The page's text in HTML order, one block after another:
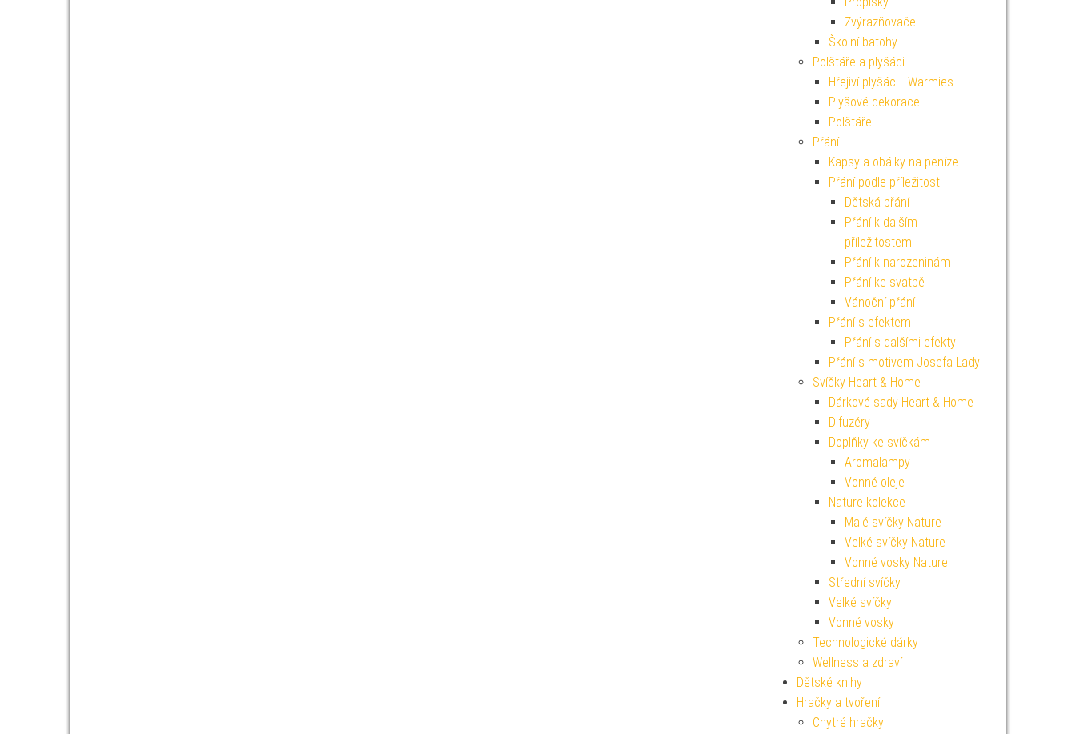
Zvýrazňovače
Školní batohy
Polštáře a plyšáci
Hřejiví plyšáci - Warmies
Plyšové dekorace
Polštáře
Přání
Kapsy a obálky na peníze
Přání podle příležitosti
Dětská přání
Přání k dalším
příležitostem
Přání k narozeninám
Přání ke svatbě
Vánoční přání
Přání s efektem
Přání s dalšími efekty
Přání s motivem Josefa Lady
Svíčky Heart & Home
Dárkové sady Heart & Home
Difuzéry
Doplňky ke svíčkám
Aromalampy
Vonné oleje
Nature kolekce
Malé svíčky Nature
Velké svíčky Nature
Vonné vosky Nature
Střední svíčky
Velké svíčky
Vonné vosky
Technologické dárky
Wellness a zdraví
Dětské knihy
Hračky a tvoření
Chytré hračky